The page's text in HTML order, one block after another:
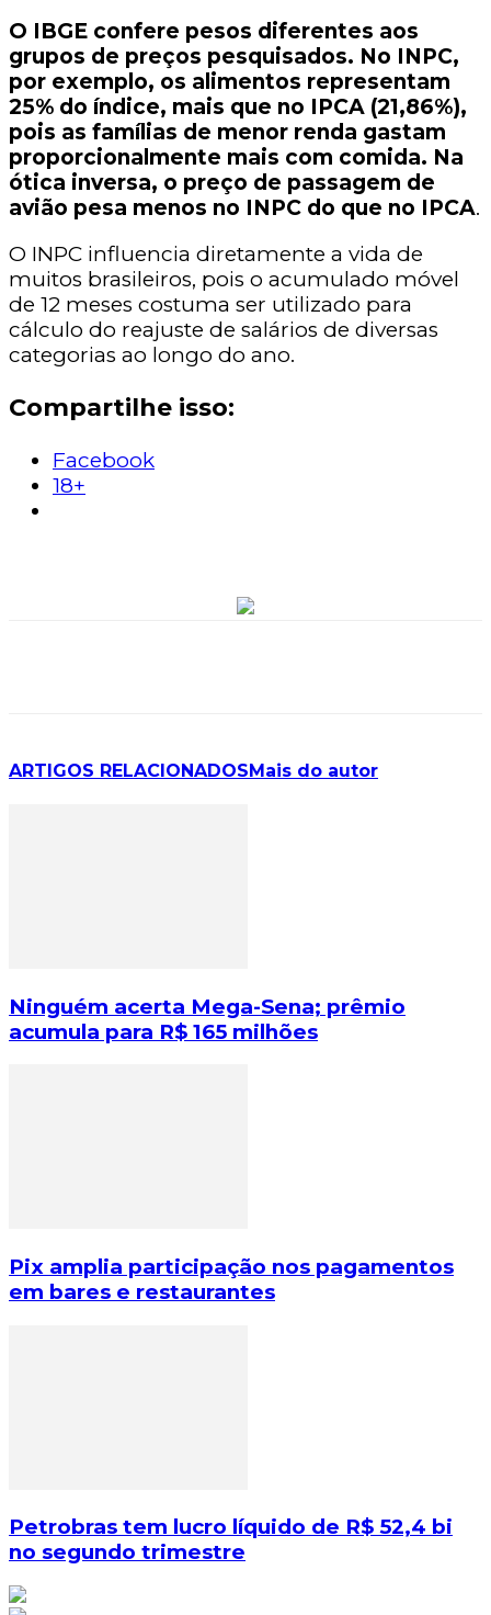
O IBGE confere pesos diferentes aos
grupos de preços pesquisados. No INPC,
por exemplo, os alimentos representam
25% do índice, mais que no IPCA (21,86%),
pois as famílias de menor renda gastam
proporcionalmente mais com comida. Na
ótica inversa, o preço de passagem de
avião pesa menos no INPC do que no IPCA.
O INPC influencia diretamente a vida de
muitos brasileiros, pois o acumulado móvel
de 12 meses costuma ser utilizado para
cálculo do reajuste de salários de diversas
categorias ao longo do ano.
Compartilhe isso:
Facebook
18+
ARTIGOS RELACIONADOSMais do autor
Ninguém acerta Mega-Sena; prêmio
acumula para R$ 165 milhões
Pix amplia participação nos pagamentos
em bares e restaurantes
Petrobras tem lucro líquido de R$ 52,4 bi
no segundo trimestre